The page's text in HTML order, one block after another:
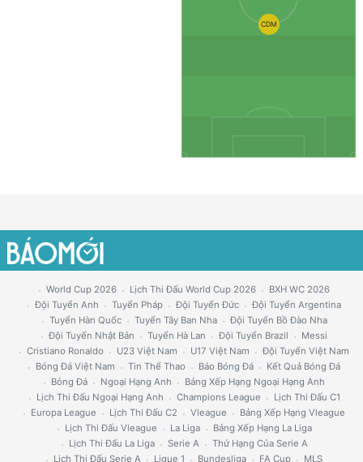
CDM
World Cup 2026 Lịch Thi Đấu World Cup 2026
BXH WC 2026
Đội Tuyển Anh
Tuyển Pháp Đội Tuyển Đức
Đội Tuyển Argentina
Tuyển Hàn Quốc
Tuyển Tây Ban Nha
Đội Tuyển Bồ Đào Nha
Đội Tuyển Nhật Bản
Tuyển Hà Lan Đội Tuyển Brazil
Messi
Cristiano Ronaldo
U23 Việt Nam U17 Việt Nam
Đội Tuyển Việt Nam
Bóng Đá Việt Nam
Tin Thể Thao Báo Bóng Đá
Kết Quả Bóng Đá
Bóng Đá
Ngoại Hạng Anh
Bảng Xếp Hạng Ngoại Hạng Anh
Lịch Thi Đấu Ngoại Hạng Anh
Champions League
Lịch Thi Đấu C1
Europa League
Lịch Thi Đấu C2 Vleague
Bảng Xếp Hạng Vleague
Lịch Thi Đấu Vleague
La Liga
Bảng Xếp Hạng La Liga
Lịch Thi Đấu La Liga
Serie A
Thứ Hạng Của Serie A
Lịch Thi Đấu Serie A
Ligue 1 Bundesliga FA Cup MLS